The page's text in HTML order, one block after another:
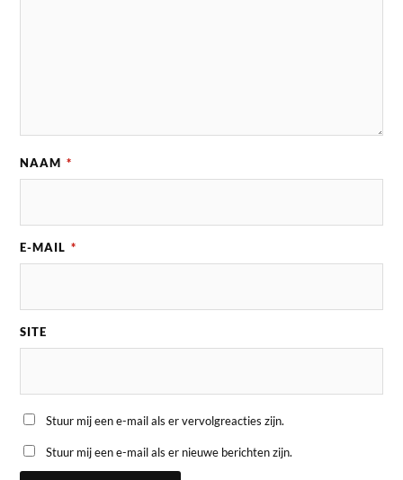
NAAM *
E-MAIL *
SITE
Stuur mij een e-mail als er vervolgreacties zijn.
Stuur mij een e-mail als er nieuwe berichten zijn.